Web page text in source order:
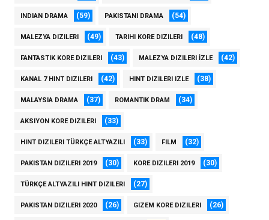
INDIAN DRAMA (59) PAKISTANI DRAMA (54)
MALEZYA DIZILERI (49) TARIHI KORE DIZILERI (48)
FANTASTIK KORE DIZILERI (43) MALEZYA DIZILERI İZLE (42)
KANAL 7 HINT DIZILERI (42) HINT DIZILERI IZLE (38)
MALAYSIA DRAMA (37) ROMANTIK DRAM (34)
AKSIYON KORE DIZILERI (33)
HINT DIZILERI TÜRKÇE ALTYAZILI (33) FILM (32)
PAKISTAN DIZILERI 2019 (30) KORE DIZILERI 2019 (30)
TÜRKÇE ALTYAZILI HINT DIZILERI (27)
PAKISTAN DIZILERI 2020 (26) GIZEM KORE DIZILERI (26)